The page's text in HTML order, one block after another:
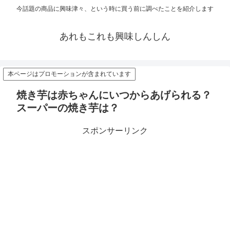
今話題の商品に興味津々、という時に買う前に調べたことを紹介します
あれもこれも興味しんしん
本ページはプロモーションが含まれています
焼き芋は赤ちゃんにいつからあげられる？
スーパーの焼き芋は？
スポンサーリンク